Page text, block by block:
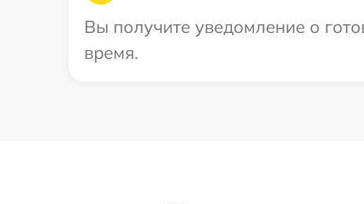
Вы получите уведомление о
время.